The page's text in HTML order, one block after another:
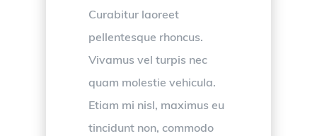
Curabitur laoreet
pellentesque rhoncus.
Vivamus vel turpis nec
quam molestie vehicula.
Etiam mi nisl, maximus eu
tincidunt non, commodo